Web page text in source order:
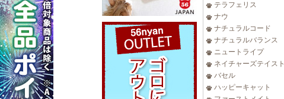
テラフェリス
ナウ
ナチュラルコード
ナチュラルバランス
ニュートライプ
ネイチャーズテイスト
バセル
ハッピーキャット